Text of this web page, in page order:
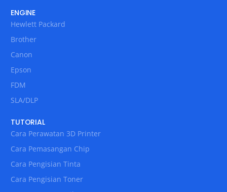
ENGINE
Hewlett Packard
Brother
Canon
Epson
FDM
SLA/DLP
TUTORIAL
Cara Perawatan 3D Printer
Cara Pemasangan Chip
Cara Pengisian Tinta
Cara Pengisian Toner